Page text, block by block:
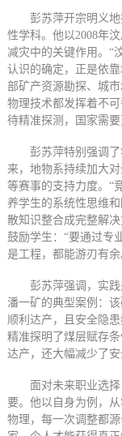
彭苏萍开宗明义
性学科。他以2008年
减灾中的关键作用。“
认识的确定，正是依
部矿产资源勘探、城
物理技术都发挥着不
待精准探测，国家需
彭苏萍特别强调
来，地物系持续加大
等赛事的支持力度。“
养学生的系统性思维
散知识整合成完整解
鼓励学生：“要通过专
是工程，都能游刃有余
彭苏萍强调，实
潘一矿的典型案例：
顺利达产，且安全隐
精准探明了煤层赋存
达产，还大幅减少了安
面对未来职业选
要。他以自身为例，
物理，每一次调整都